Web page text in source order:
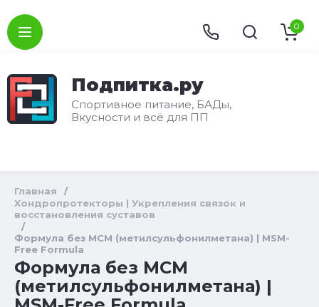
Подпитка.ру
Спортивное питание, БАДы,
Вкусности и всё для ПП
0
Главная
/
Хондропротекторы | Укрепления связок и
восстановления суставов
/
Формула без МСМ (метилсульфонилметана) | MSM-
Free Formula
Формула без МСМ
(метилсульфонилметана) |